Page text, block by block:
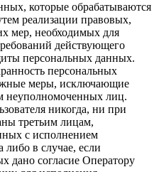
которые обрабатываются
реализации правовых,
мер, необходимых для
действующего
персональных данных.
персональных
меры, исключающие
неуполномоченных лиц.
никогда, ни при
третьим лицам,
с исполнением
либо в случае, если
дано согласие Оператору